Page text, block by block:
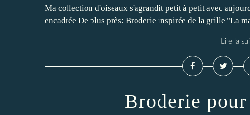
Ma collection d'oiseaux s'agrandit petit à petit avec
encadrée De plus près: Broderie inspirée de la grille "La
Lire la
Broderie